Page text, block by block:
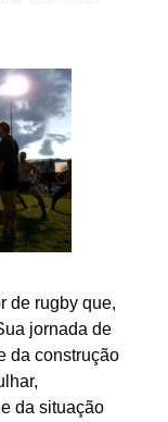
de rugby que,
jornada de
da construção
da situação